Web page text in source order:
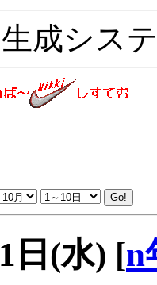
成シス
日(水) [n